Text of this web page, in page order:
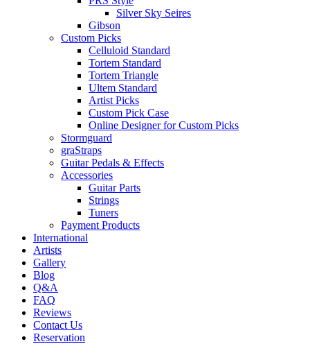
Silver Sky Seires
Gibson
Custom Picks
Celluloid Standard
Tortem Standard
Tortem Triangle
Ultem Standard
Artist Picks
Custom Pick Case
Online Designer for Custom Picks
Stormguard
graStraps
Guitar Pedals & Effects
Accessories
Guitar Parts
Strings
Tuners
Payment Products
International
Artists
Gallery
Blog
Q&A
FAQ
Reviews
Contact Us
Reservation